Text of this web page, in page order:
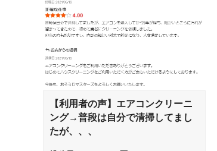
【利用者の声】エアコンクリーニ
ング→普段は自分で清掃してまし
たが、、、